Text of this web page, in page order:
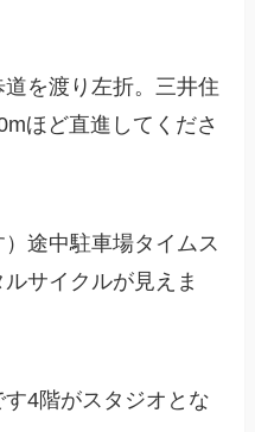
を渡り左折。三井住
ほど直進してくださ
）途中駐車場タイムス
サイクルが見えま
4階がスタジオとな